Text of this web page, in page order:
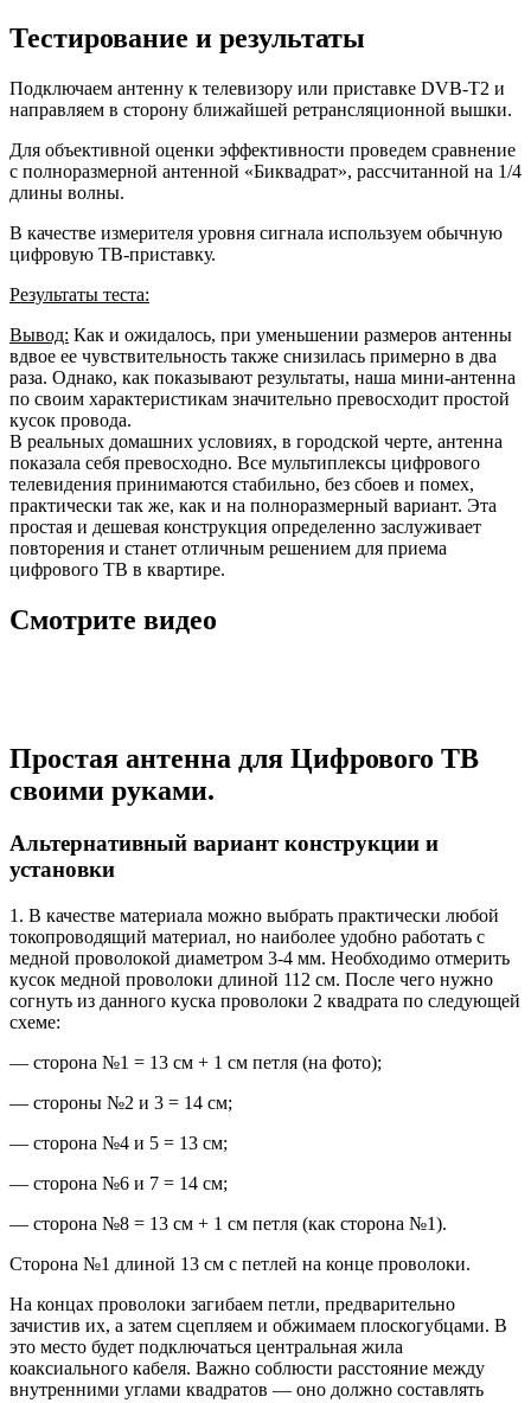
Тестирование и результаты
Подключаем антенну к телевизору или приставке DVB-T2 и
направляем в сторону ближайшей ретрансляционной вышки.
Для объективной оценки эффективности проведем сравнение
с полноразмерной антенной «Биквадрат», рассчитанной на 1/4
длины волны.
В качестве измерителя уровня сигнала используем обычную
цифровую ТВ-приставку.
Результаты теста:
Вывод: Как и ожидалось, при уменьшении размеров антенны
вдвое ее чувствительность также снизилась примерно в два
раза. Однако, как показывают результаты, наша мини-антенна
по своим характеристикам значительно превосходит простой
кусок провода.
В реальных домашних условиях, в городской черте, антенна
показала себя превосходно. Все мультиплексы цифрового
телевидения принимаются стабильно, без сбоев и помех,
практически так же, как и на полноразмерный вариант. Эта
простая и дешевая конструкция определенно заслуживает
повторения и станет отличным решением для приема
цифрового ТВ в квартире.
Смотрите видео
Простая антенна для Цифрового ТВ
своими руками.
Альтернативный вариант конструкции и
установки
1. В качестве материала можно выбрать практически любой
токопроводящий материал, но наиболее удобно работать с
медной проволокой диаметром 3-4 мм. Необходимо отмерить
кусок медной проволоки длиной 112 см. После чего нужно
согнуть из данного куска проволоки 2 квадрата по следующей
схеме:
— сторона №1 = 13 см + 1 см петля (на фото);
— стороны №2 и 3 = 14 см;
— сторона №4 и 5 = 13 см;
— сторона №6 и 7 = 14 см;
— сторона №8 = 13 см + 1 см петля (как сторона №1).
Сторона №1 длиной 13 см с петлей на конце проволоки.
На концах проволоки загибаем петли, предварительно
зачистив их, а затем сцепляем и обжимаем плоскогубцами. В
это место будет подключаться центральная жила
коаксиального кабеля. Важно соблюсти расстояние между
внутренними углами квадратов — оно должно составлять